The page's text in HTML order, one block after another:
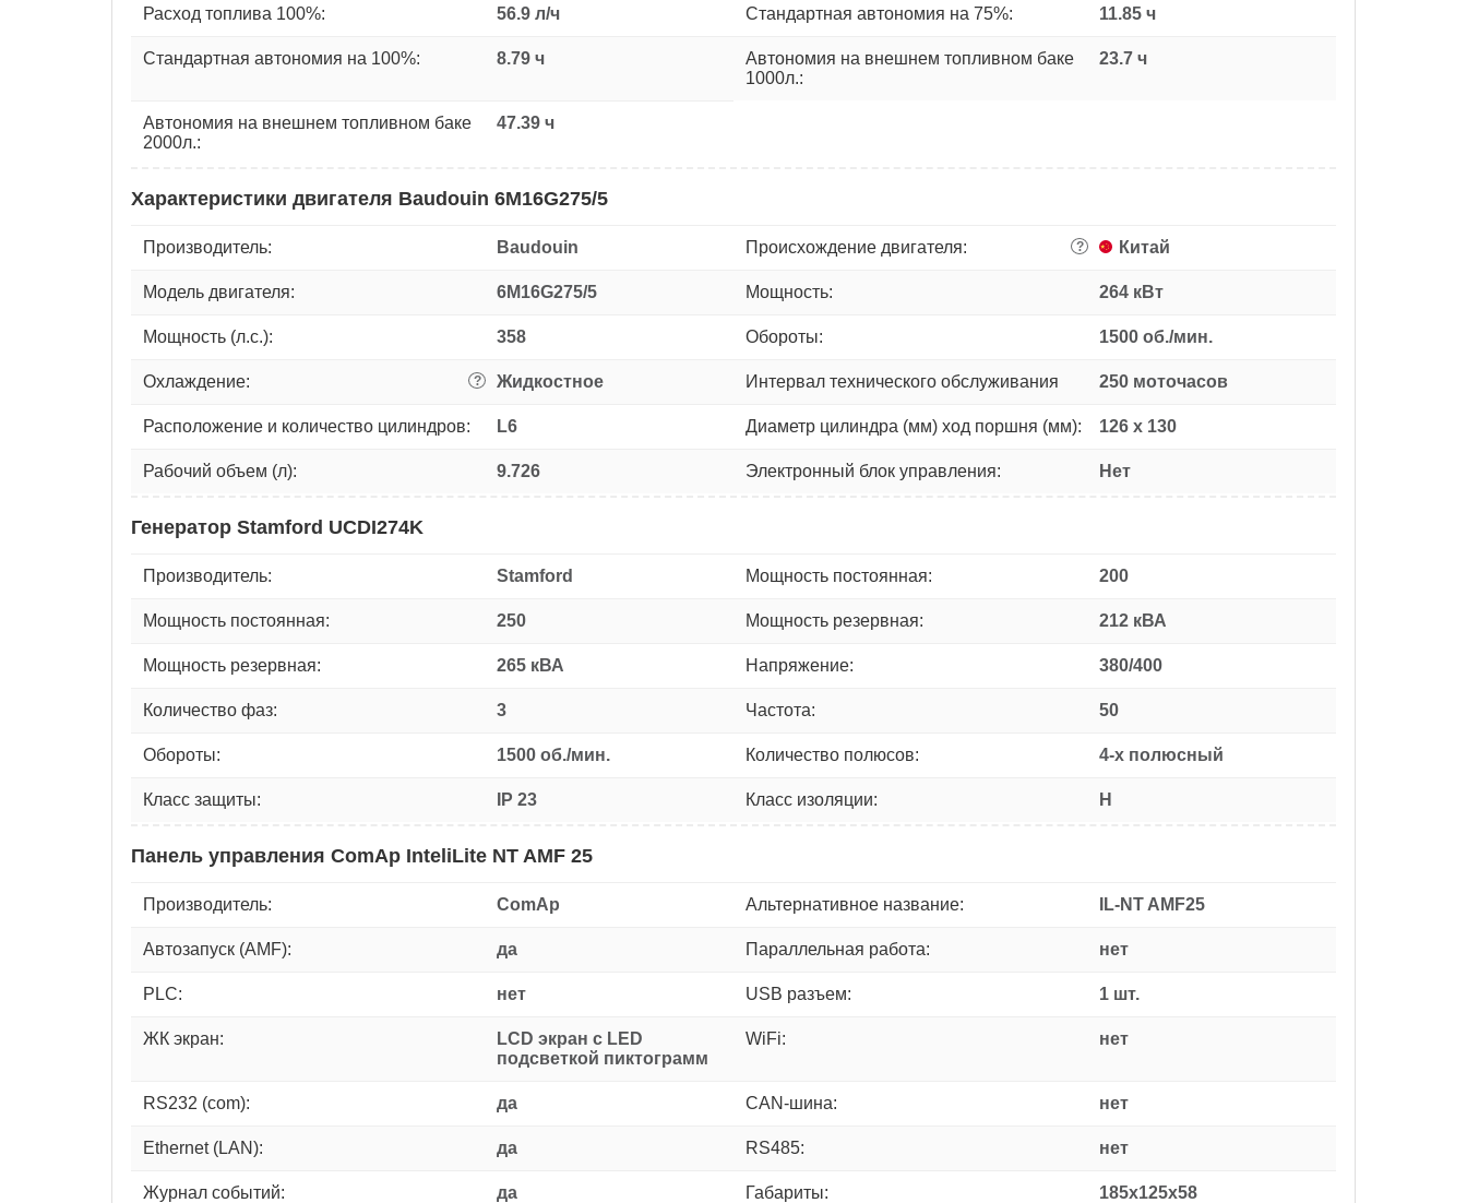
Расход топлива 100%: 56.9 л/ч Стандартная автономия на 75%: 11.85 ч
Стандартная автономия на 100%: 8.79 ч
Автономия на внешнем топливном баке
1000л.:
23.7 ч
Автономия на внешнем топливном баке
2000л.:
47.39 ч
Характеристики двигателя Baudouin 6M16G275/5
Производитель: Baudouin Происхождение двигателя: ? Китай
Модель двигателя: 6M16G275/5 Мощность: 264 кВт
Мощность (л.с.): 358 Обороты: 1500 об./мин.
Охлаждение: ? Жидкостное Интервал технического обслуживания 250 моточасов
Расположение и количество цилиндров: L6 Диаметр цилиндра (мм) ход поршня (мм): 126 х 130
Рабочий объем (л): 9.726 Электронный блок управления: Нет
Генератор Stamford UCDI274K
Производитель: Stamford Мощность постоянная: 200
Мощность постоянная: 250 Мощность резервная: 212 кВА
Мощность резервная: 265 кВА Напряжение: 380/400
Количество фаз: 3 Частота: 50
Обороты: 1500 об./мин. Количество полюсов: 4-х полюсный
Класс защиты: IP 23 Класс изоляции: H
Панель управления ComAp InteliLite NT AMF 25
Производитель: ComAp Альтернативное название: IL-NT AMF25
Автозапуск (AMF): да Параллельная работа: нет
PLC: нет USB разъем: 1 шт.
ЖК экран:
LCD экран с LED
подсветкой пиктограмм
WiFi: нет
RS232 (com): да CAN-шина: нет
Ethernet (LAN): да RS485: нет
Журнал событий: да Габариты: 185x125x58